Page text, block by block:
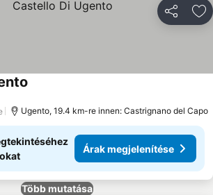
Ugento, 19.4 km-re innen: Castrignano del Capo
Árak megjelenítése
Több mutatása